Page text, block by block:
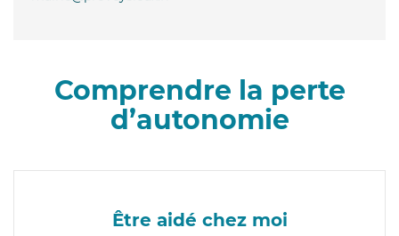
Comprendre la perte
d’autonomie
Être aidé chez moi